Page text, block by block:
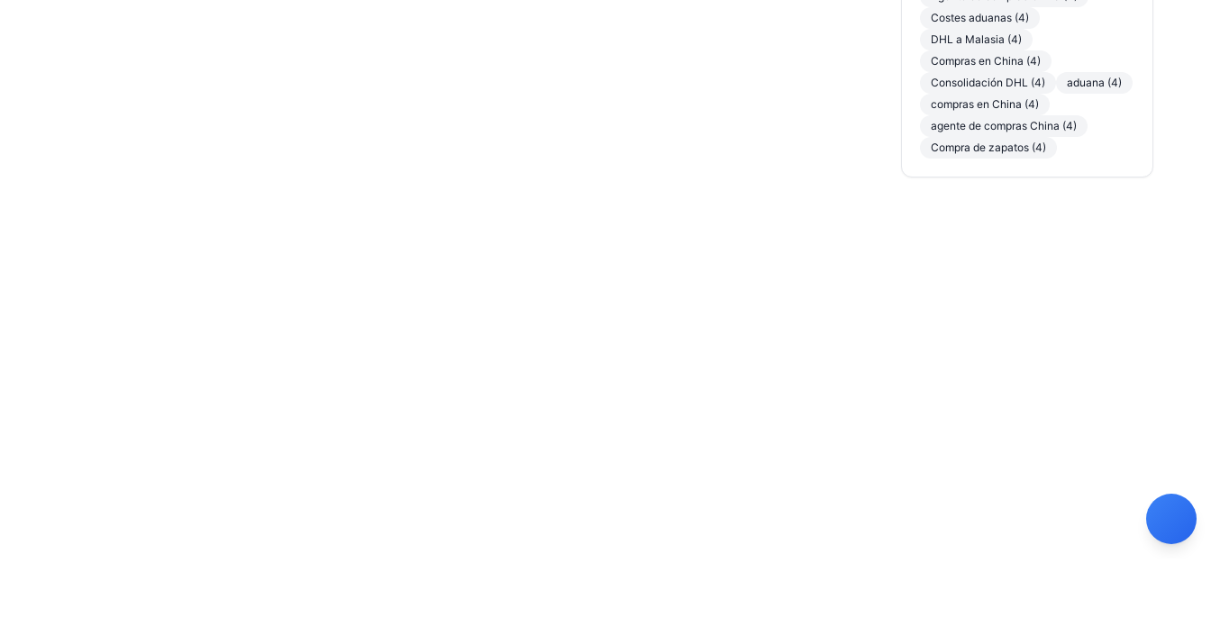
Costes aduanas (4)
DHL a Malasia (4)
Compras en China (4)
Consolidación DHL (4)
aduana (4)
compras en China (4)
agente de compras China (4)
Compra de zapatos (4)